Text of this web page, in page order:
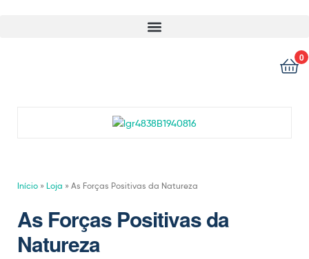
0
Início » Loja » As Forças Positivas da Natureza
As Forças Positivas da
Natureza